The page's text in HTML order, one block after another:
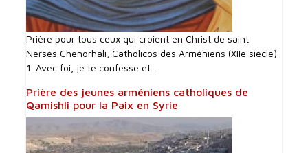
Prière pour tous ceux qui croient en Christ de saint
Nersès Chenorhali, Catholicos des Arméniens (XIIe siècle)
1. Avec foi, je te confesse et...
Prière des jeunes arméniens catholiques de
Qamishli pour la Paix en Syrie